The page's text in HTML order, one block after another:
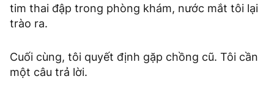
tim thai đập trong phòng khám, nước mắt tôi lại
trào ra.
Cuối cùng, tôi quyết định gặp chồng cũ. Tôi cần
một câu trả lời.